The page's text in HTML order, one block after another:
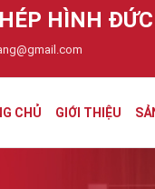
HÌNH
CHỦ GIỚI THIỆU